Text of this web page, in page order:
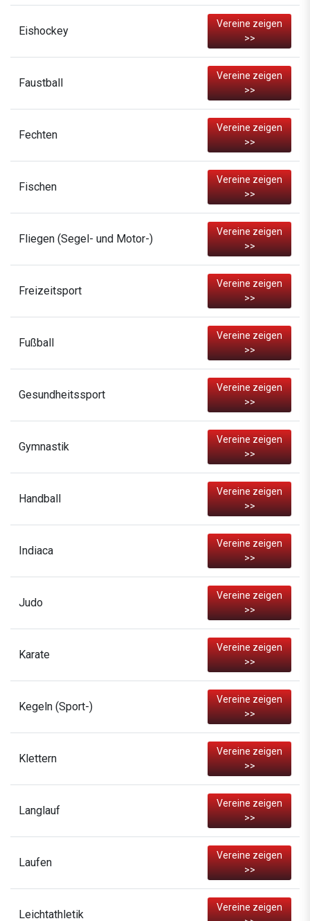
Eishockey
Vereine zeigen
>>
Faustball
Vereine zeigen
>>
Fechten
Vereine zeigen
>>
Fischen
Vereine zeigen
>>
Fliegen (Segel- und Motor-)
Vereine zeigen
>>
Freizeitsport
Vereine zeigen
>>
Fußball
Vereine zeigen
>>
Gesundheitssport
Vereine zeigen
>>
Gymnastik
Vereine zeigen
>>
Handball
Vereine zeigen
>>
Indiaca
Vereine zeigen
>>
Judo
Vereine zeigen
>>
Karate
Vereine zeigen
>>
Kegeln (Sport-)
Vereine zeigen
>>
Klettern
Vereine zeigen
>>
Langlauf
Vereine zeigen
>>
Laufen
Vereine zeigen
>>
Leichtathletik
Vereine zeigen